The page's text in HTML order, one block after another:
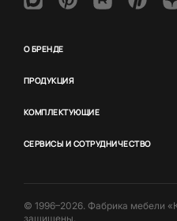
О БРЕНДЕ
ПРОДУКЦИЯ
КОМПЛЕКТУЮЩИЕ
СЕРВИСЫ И СОТРУДНИЧЕСТВО
© 1996–2026. Фабрика мебели
защищены.